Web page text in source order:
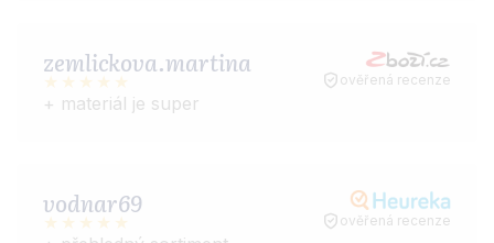
zemlickova.martina
ověřená recenze
+ materiál je super
vodnar69
ověřená recenze